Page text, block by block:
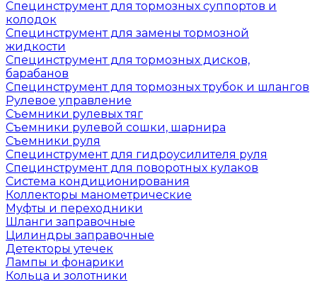
Специнструмент для тормозных суппортов и
колодок
Специнструмент для замены тормозной
жидкости
Специнструмент для тормозных дисков,
барабанов
Специнструмент для тормозных трубок и шлангов
Рулевое управление
Съемники рулевых тяг
Съемники рулевой сошки, шарнира
Съемники руля
Специнструмент для гидроусилителя руля
Специнструмент для поворотных кулаков
Система кондиционирования
Коллекторы манометрические
Муфты и переходники
Шланги заправочные
Цилиндры заправочные
Детекторы утечек
Лампы и фонарики
Кольца и золотники